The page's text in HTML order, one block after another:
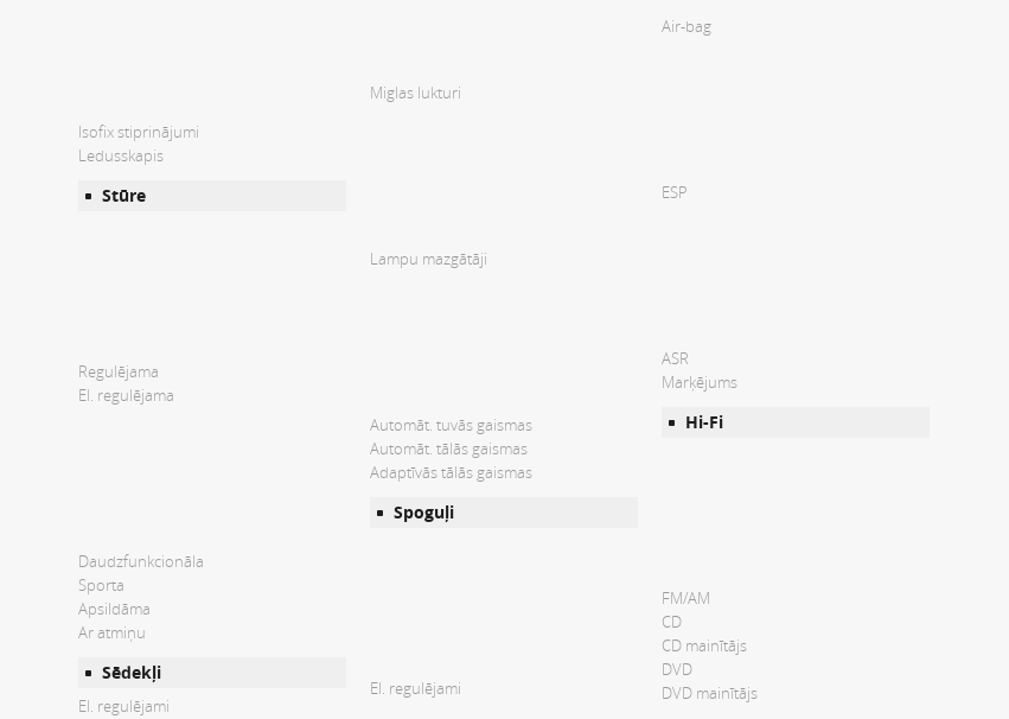
Isofix stiprinājumi
Ledusskapis
Stūre
Regulējama
El. regulējama
Daudzfunkcionāla
Sporta
Apsildāma
Ar atmiņu
Sēdekļi
El. regulējami
Miglas lukturi
Lampu mazgātāji
Automāt. tuvās gaismas
Automāt. tālās gaismas
Adaptīvās tālās gaismas
Spoguļi
El. regulējami
Air-bag
ESP
ASR
Marķējums
Hi-Fi
FM/AM
CD
CD mainītājs
DVD
DVD mainītājs